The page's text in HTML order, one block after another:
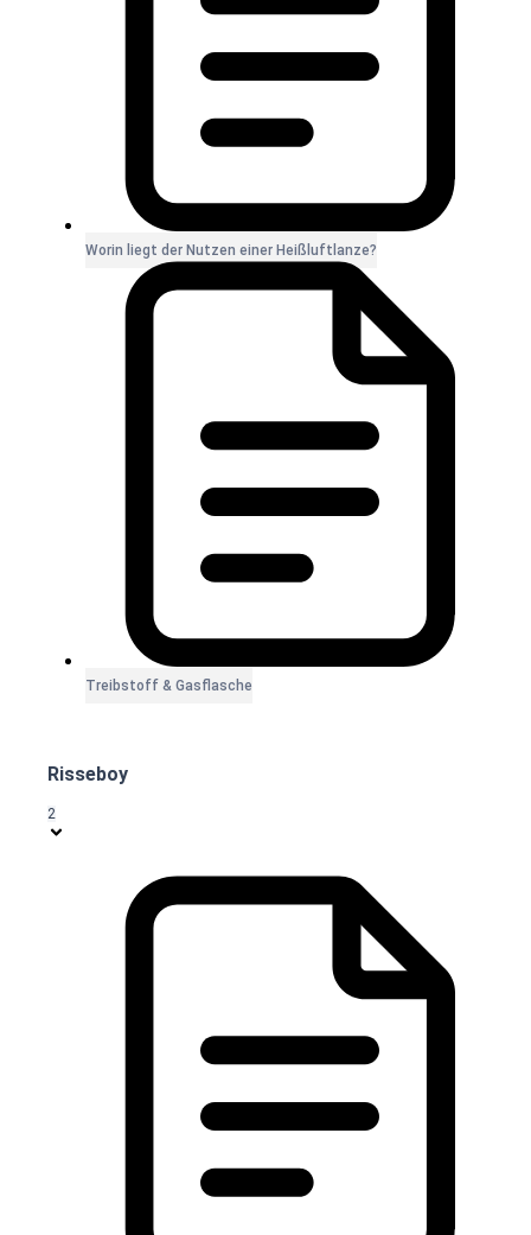
Worin liegt der Nutzen einer Heißluftlanze?
Treibstoff & Gasflasche
Risseboy
2